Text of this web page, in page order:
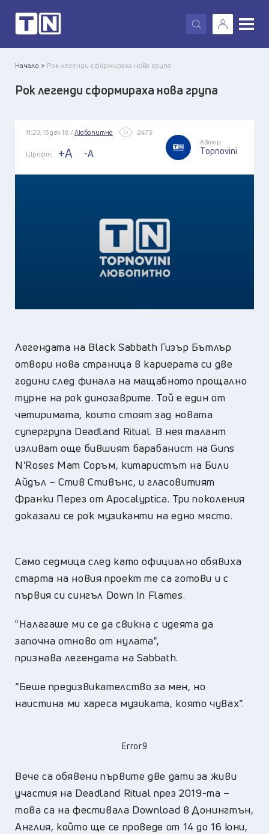
X
Начало > Рок легенди сформираха нова група
Рок легенди сформираха нова група
11:20, 13 дек 18 / Любопитно 2473
Шрифт: +A -A
Автор:
Topnovini
Легендата на Black Sabbath Гизър Бътлър
отвори нова страница в кариерата си две
години след финала на мащабното прощално
турне на рок динозаврите. Той е един от
четиримата, които стоят зад новата
супергрупа Deadland Ritual. В нея талант
изливат още бившият барабанист на Guns
N'Roses Мат Соръм, китаристът на Били
Айдъл – Стив Стивънс, и гласовитият
Франки Перез от Apocalyptica. Три поколения
доказали се рок музиканти на едно място.
Само седмица след като официално обявиха
старта на новия проект те са готови и с
първия си сингъл Down In Flames.
"Налагаше ми се да свикна с идеята да
започна отново от нулата",
признава легендата на Sabbath.
“Беше предизвикателство за мен, но
наистина ми хареса музиката, която чувах”.
Error9
Вече са обявени първите две дати за живи
участия на Deadland Ritual през 2019-та –
това са на фестивала Download в Донингтън,
Англия, който ще се проведе от 14 до 16 юни,